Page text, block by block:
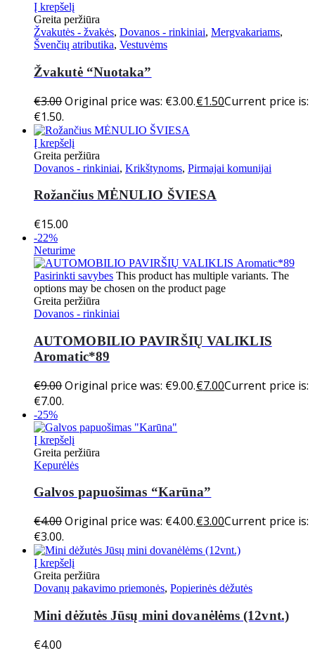
Į krepšelį
Greita peržiūra
Žvakutės - žvakės, Dovanos - rinkiniai, Mergvakariams,
Švenčių atributika, Vestuvėms
Žvakutė “Nuotaka”
€3.00Original price was: €3.00.€1.50Current price is:
€1.50.
Į krepšelį
Greita peržiūra
Dovanos - rinkiniai, Krikštynoms, Pirmajai komunijai
Rožančius MĖNULIO ŠVIESA
€15.00
-22%
Neturime
Pasirinkti savybes This product has multiple variants. The
options may be chosen on the product page
Greita peržiūra
Dovanos - rinkiniai
AUTOMOBILIO PAVIRŠIŲ VALIKLIS
Aromatic*89
€9.00Original price was: €9.00.€7.00Current price is:
€7.00.
-25%
Į krepšelį
Greita peržiūra
Kepurėlės
Galvos papuošimas “Karūna”
€4.00Original price was: €4.00.€3.00Current price is:
€3.00.
Į krepšelį
Greita peržiūra
Dovanų pakavimo priemonės, Popierinės dėžutės
Mini dėžutės Jūsų mini dovanėlėms (12vnt.)
€4.00